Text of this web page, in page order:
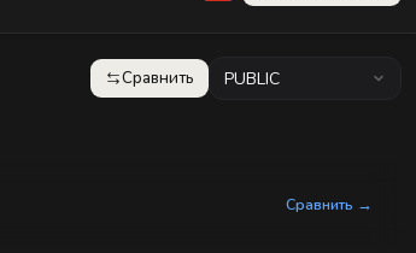
Сравнить PUBLIC
Сравнить →